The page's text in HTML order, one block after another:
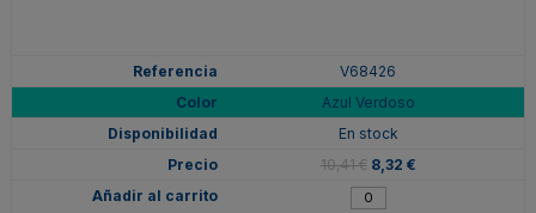
V68426
Azul Verdoso
En stock
10,41 € 8,32 €